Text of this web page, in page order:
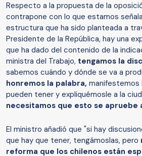
Respecto a la propuesta de la
contrapone con lo que estamos
estructura que ha sido planteada a
Presidente de la República, hay una
que ha dado del contenido de la
ministra del Trabajo, tengamos la
sabemos cuándo y dónde se va a
honremos la palabra, manifestemos
pueden tener y expliquémosle a la
necesitamos que esto se apruebe
El ministro añadió que "si hay
que hay que tener, tengámoslas, pero
reforma que los chilenos están